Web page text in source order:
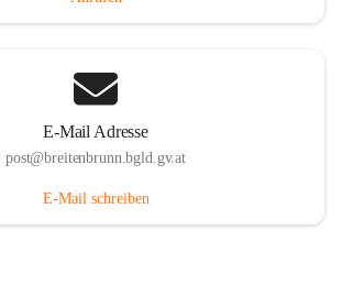
E-Mail Adresse
post@breitenbrunn.bgld.gv.at
E-Mail schreiben